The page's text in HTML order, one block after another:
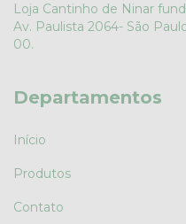
Loja Cantinho de Ninar
Av. Paulista 2064- São
00.
Departamentos
Início
Produtos
Contato